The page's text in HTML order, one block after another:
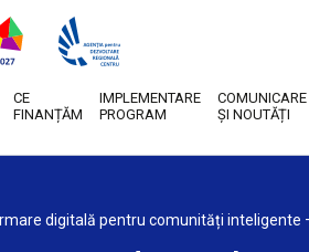
CE
FINANȚĂM
IMPLEMENTARE
PROGRAM
COMUNICARE
ȘI NOUTĂȚI
digitală pentru comunități inteligente